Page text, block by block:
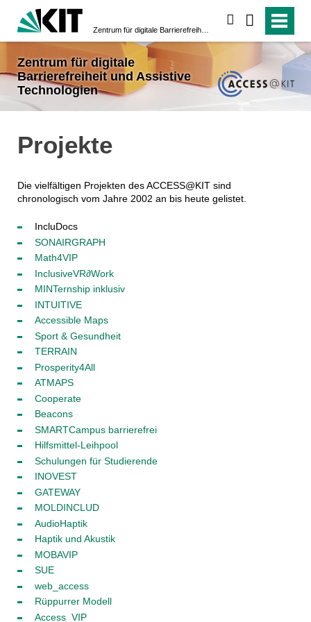
Zentrum für digitale
Barrierefreiheit und Assistive
Technologien
Projekte
Die vielfältigen Projekten des ACCESS@KIT sind
chronologisch vom Jahre 2002 an bis heute gelistet.
IncluDocs
SONAIRGRAPH
Math4VIP
InclusiveVR∂Work
MINTernship inklusiv
INTUITIVE
Accessible Maps
Sport & Gesundheit
TERRAIN
Prosperity4All
ATMAPS
Cooperate
Beacons
SMARTCampus barrierefrei
Hilfsmittel-Leihpool
Schulungen für Studierende
INOVEST
GATEWAY
MOLDINCLUD
AudioHaptik
Haptik und Akustik
MOBAVIP
SUE
web_access
Rüppurrer Modell
Access_VIP